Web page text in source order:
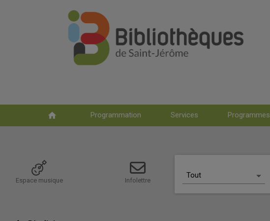
home Programmation Services Programmes
Espace musique Infolettre
Tout
Recherche simple